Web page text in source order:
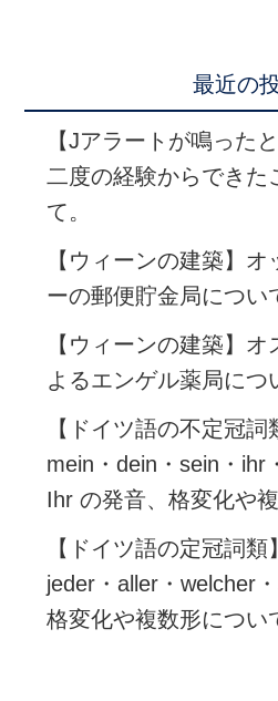
最近の
【Jアラートが鳴った
二度の経験からできた
て。
【ウィーンの建築】
ーの郵便貯金局につい
【ウィーンの建築】
よるエンゲル薬局につ
【ドイツ語の不定冠
mein・dein・sein・ihr
Ihr の発音、格変化や
【ドイツ語の定冠詞類
jeder・aller・welcher
格変化や複数形につい